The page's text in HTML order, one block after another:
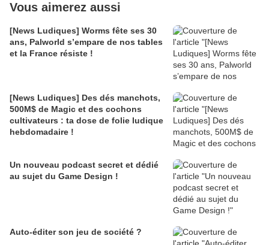
Vous aimerez aussi
[News Ludiques] Worms fête ses 30
ans, Palworld s’empare de nos tables
et la France résiste !
[News Ludiques] Des dés manchots,
500M$ de Magic et des cochons
cultivateurs : ta dose de folie ludique
hebdomadaire !
Un nouveau podcast secret et dédié
au sujet du Game Design !
Auto-éditer son jeu de société ?